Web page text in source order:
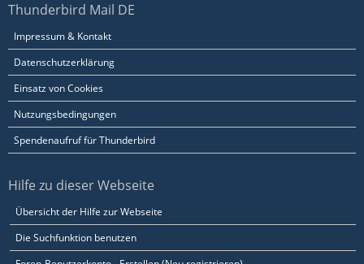
Thunderbird Mail DE
Impressum & Kontakt
Datenschutzerklärung
Einsatz von Cookies
Nutzungsbedingungen
Spendenaufruf für Thunderbird
Hilfe zu dieser Webseite
Übersicht der Hilfe zur Webseite
Die Suchfunktion benutzen